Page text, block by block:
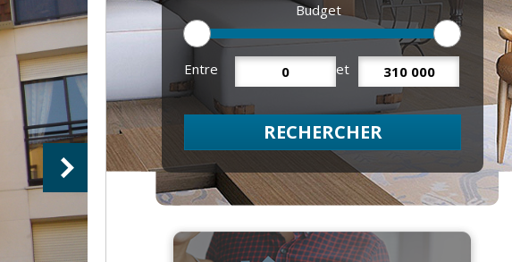
Budget
Entre et
RECHERCHER